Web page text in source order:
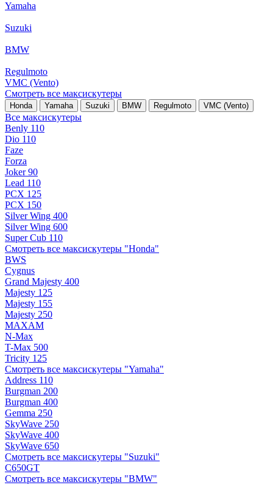
Yamaha
Suzuki
BMW
Regulmoto
VMC (Vento)
Смотреть все максискутеры
Honda Yamaha Suzuki BMW Regulmoto VMC (Vento)
Все максискутеры
Benly 110
Dio 110
Faze
Forza
Joker 90
Lead 110
PCX 125
PCX 150
Silver Wing 400
Silver Wing 600
Super Cub 110
Смотреть все максискутеры "Honda"
BWS
Cygnus
Grand Majesty 400
Majesty 125
Majesty 155
Majesty 250
MAXAM
N-Max
T-Max 500
Tricity 125
Смотреть все максискутеры "Yamaha"
Address 110
Burgman 200
Burgman 400
Gemma 250
SkyWave 250
SkyWave 400
SkyWave 650
Смотреть все максискутеры "Suzuki"
C650GT
Смотреть все максискутеры "BMW"